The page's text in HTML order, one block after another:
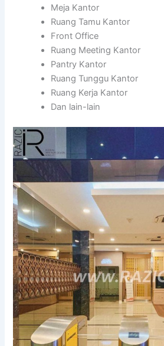
Meja Kantor
Ruang Tamu Kantor
Front Office
Ruang Meeting Kantor
Pantry Kantor
Ruang Tunggu Kantor
Ruang Kerja Kantor
Dan lain-lain